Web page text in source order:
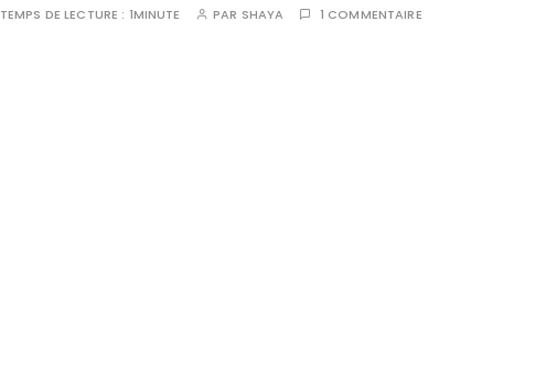
TEMPS DE LECTURE : 1MINUTE PAR SHAYA 1 COMMENTAIRE